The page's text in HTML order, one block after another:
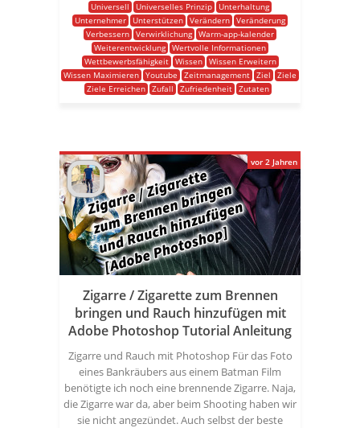
Universell
Universelles Prinzip
Unterhaltung
Unternehmer
Unterstützen Verändern Veränderung
Verbessern Verwirklichung Warm-app-kalender
Weiterentwicklung Wertvolle Informationen
Wettbewerbsfähigkeit
Wissen
Wissen Erweitern
Wissen Maximieren Youtube Zeitmanagement Ziel
Ziele
Ziele Erreichen Zufall Zufriedenheit Zutaten
Zigarre / Zigarette zum Brennen
bringen und Rauch hinzufügen mit
Adobe Photoshop Tutorial Anleitung
Zigarre und Rauch mit Photoshop Für das Foto
eines Bankräubers aus einem Batman Film
benötigte ich noch eine brennende Zigarre. Naja,
die Zigarre war da, aber beim Shooting haben wir
sie nicht angezündet. Auch selbst der beste
vor 2 Jahren